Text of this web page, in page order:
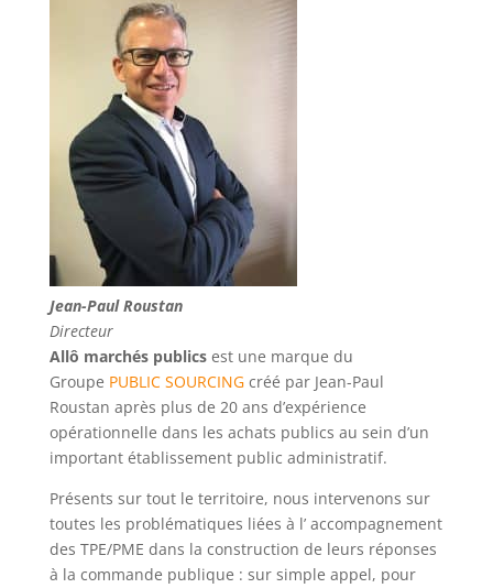
Jean-Paul Roustan
Directeur
Allô marchés publics est une marque du
Groupe PUBLIC SOURCINGcréé par Jean-Paul
Roustan après plus de 20 ans d’expérience
opérationnelle dans les achats publics au sein d’un
important établissement public administratif.
Présents sur tout le territoire, nous intervenons sur
toutes les problématiques liées à l’ accompagnement
des TPE/PME dans la construction de leurs réponses
à la commande publique : sur simple appel, pour